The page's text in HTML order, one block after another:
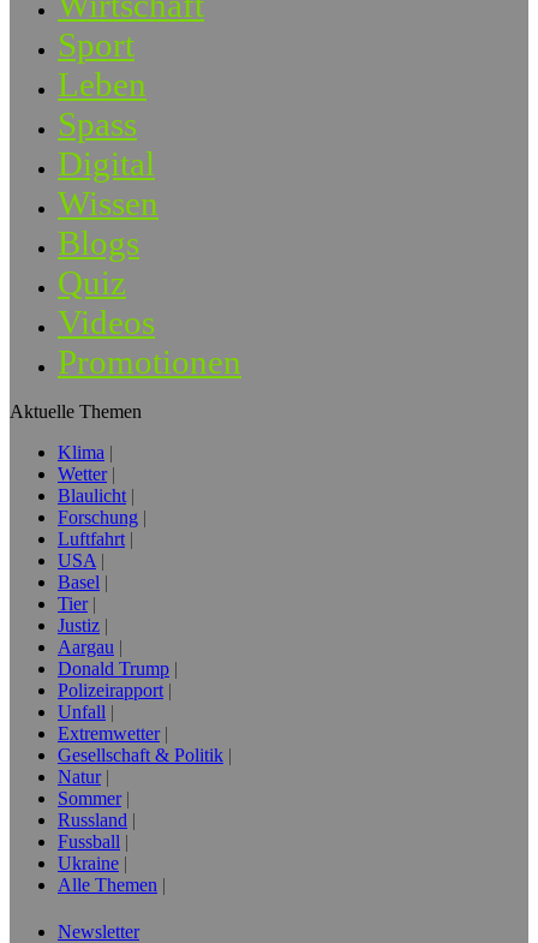
Sport
Leben
Spass
Digital
Wissen
Blogs
Quiz
Videos
Promotionen
Aktuelle Themen
Klima
Wetter
Blaulicht
Forschung
Luftfahrt
USA
Basel
Tier
Justiz
Aargau
Donald Trump
Polizeirapport
Unfall
Extremwetter
Gesellschaft & Politik
Natur
Sommer
Russland
Fussball
Ukraine
Alle Themen
Newsletter